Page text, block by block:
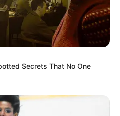
Secrets That No One